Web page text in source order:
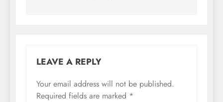
LEAVE A REPLY
Your email address will not be published.
Required fields are marked *